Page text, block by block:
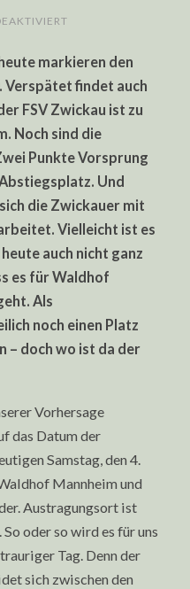
WETT-
HEUTE:
ZWICKAU
ZU
GAST
BEI
WALDHOF
MANNHEIM
markieren den
Verspätet findet auch
FSV Zwickau ist zu
Noch sind die
Punkte Vorsprung
Und
die Zwickauer mit
Vielleicht ist es
auch nicht ganz
es für Waldhof
Als
noch einen Platz
– doch wo ist da der
Vorhersage
das Datum der
Samstag, den 4.
Mannheim und
Austragungsort ist
oder so wird es für uns
Tag. Denn der
sich zwischen den